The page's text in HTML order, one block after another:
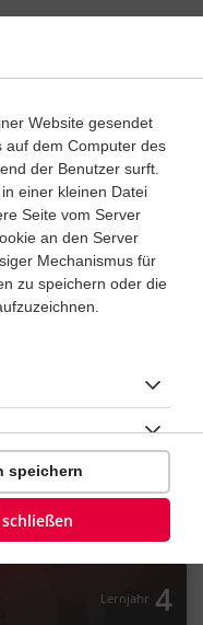
Lernjahr 2
Frage
Frage
Jetzt lernen
Lernjahr 4
Website gesendet
auf dem Computer des
der Benutzer surft.
einer kleinen Datei
Seite vom Server
an den Server
Mechanismus für
zu speichern oder die
speichern